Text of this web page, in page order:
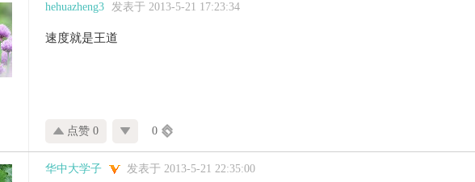
hehuazheng3 发表于 2013-5-21 17:23:34
速度就是王道
点赞 0 0
华中大学子 发表于 2013-5-21 22:35:00